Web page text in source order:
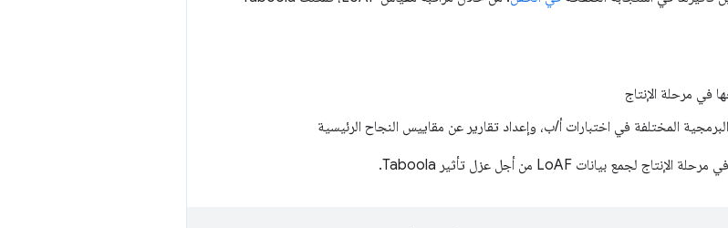
في مرحلة الإنتاج
المختلفة في اختبارات أ/ب، وإعداد تقارير عن مقاييس النجاح الرئيسية